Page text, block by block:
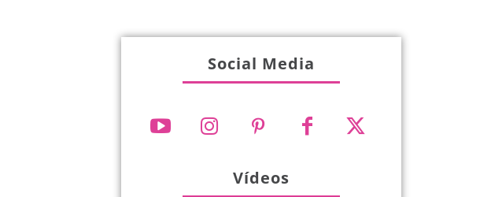
Social Media
Vídeos